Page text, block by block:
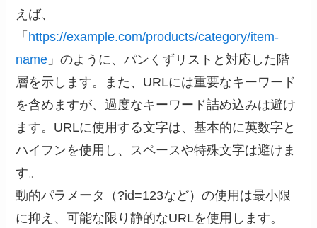
えば、
「 https://example.com/products/category/item-
name 」のように、パンくずリストと対応した階
層を示します。また、URLには重要なキーワード
を含めますが、過度なキーワード詰め込みは避け
ます。URLに使用する文字は、基本的に英数字と
ハイフンを使用し、スペースや特殊文字は避けま
す。
動的パラメータ（?id=123など）の使用は最小限
に抑え、可能な限り静的なURLを使用します。